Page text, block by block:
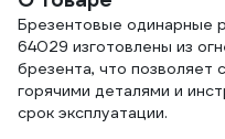
Брезентовые одинарные
64029 изготовлены из
брезента, что
горячими деталями и
срок эксплуатации.